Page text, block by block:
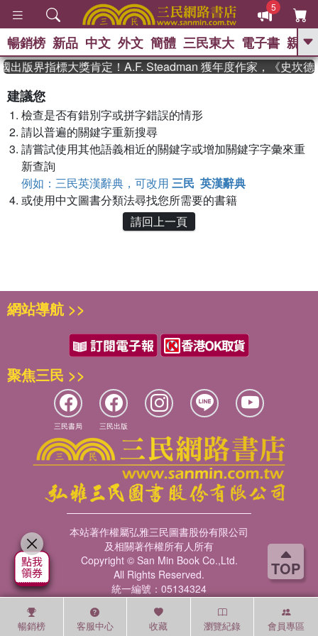
TOP
5
GO
繡 、 暑期推薦
李登輝時代
、 偉大的迷走神經 、 如果歷史是一
、
暢銷榜 新品 中文 外文 簡體 三民東大 電子書 親子
出版界指標大獎肯定！A.F. Steadman 獲年度作家，《史坎
建議您
檢查是否有錯別字或拼字錯誤的情形
請以普遍的關鍵字重新搜尋
請嘗試使用其他語義相近的關鍵字或增加關鍵字字彙來重
新查詢
例如：三民英漢辭典，可改用 三民 英漢辭典
或使用中文圖書分類法尋找您所需要的書籍
請回上一頁
暢銷榜 客服中心 收藏 瀏覽紀錄 會員專區
網站導航 >>
聚焦三民 >>
三民書局 三民出版
本站著作權屬弘雅三民圖書股份有限公司
及相關著作權所有人所有
Copyright © San Min Book Co.,Ltd.
All Rights Reserved.
統一編號：05134324